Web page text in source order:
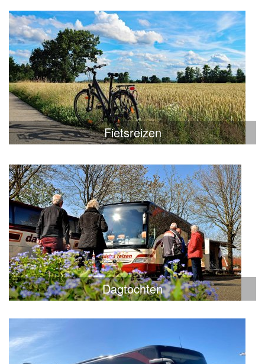
Fietsreizen
Dagtochten